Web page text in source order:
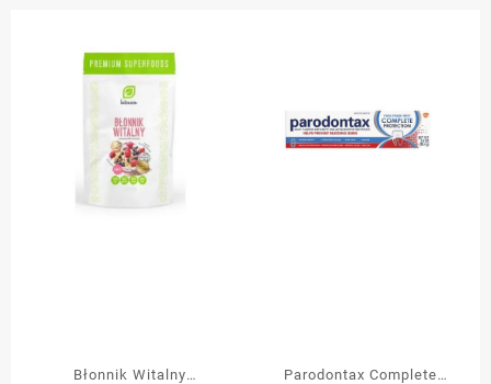
Błonnik Witalny
Parodontax Complete